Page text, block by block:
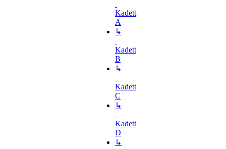
Kadett
A
↳
Kadett
B
↳
Kadett
C
↳
Kadett
D
↳